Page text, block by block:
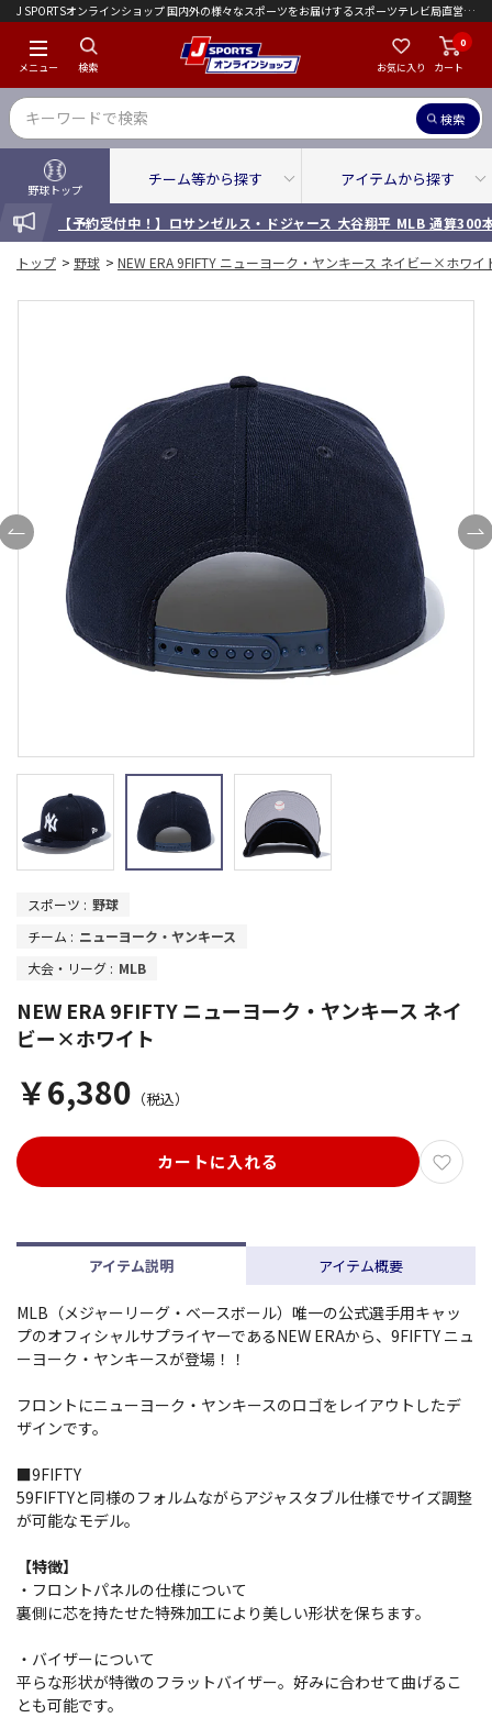
J SPORTSオンラインショップ 国内外の様々なスポーツをお届けするスポーツテレビ局直営店｜会員限定初回ご注文送料無料キャンペーン実施中！
メニュー 検索 お気に入り カート
0
検索
野球トップ
チーム等から探す
アイテムから探す
INFORMATION【予約受付中！】ロサンゼルス・ドジャース 大谷翔平 MLB 通算300
トップ > 野球 > NEW ERA 9FIFTY ニューヨーク・ヤンキース ネイビー×ホワイ
スポーツ : 野球
チーム : ニューヨーク・ヤンキース
大会・リーグ : MLB
NEW ERA 9FIFTY ニューヨーク・ヤンキース ネイ
ビー×ホワイト
￥6,380 （税込）
カートに入れる
アイテム説明 アイテム概要
MLB（メジャーリーグ・ベースボール）唯一の公式選手用キャッ
プのオフィシャルサプライヤーであるNEW ERAから、9FIFTY ニュ
ーヨーク・ヤンキースが登場！！
フロントにニューヨーク・ヤンキースのロゴをレイアウトしたデ
ザインです。
■9FIFTY
59FIFTYと同様のフォルムながらアジャスタブル仕様でサイズ調整
が可能なモデル。
【特徴】
・フロントパネルの仕様について
裏側に芯を持たせた特殊加工により美しい形状を保ちます。
・バイザーについて
平らな形状が特徴のフラットバイザー。好みに合わせて曲げるこ
とも可能です。